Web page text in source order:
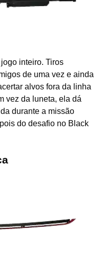
inteiro. Tiros
de uma vez e ainda
alvos fora da linha
vez da luneta, ela dá
durante a missão
do desafio no Black